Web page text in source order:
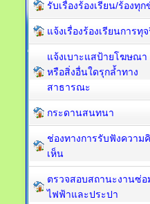
รับเรื่องร้องเรียน/ร้องทุก
แจ้งเรื่องร้องเรียนการทุ
แจ้งเบาะแสป้ายโฆษณา
หรือสิ่งอื่นใดรุกล้ำทาง
สาธารณะ
กระดานสนทนา
ช่องทางการรับฟังความ
เห็น
ตรวจสอบสถานะงานซ่อ
ไฟฟ้าและประปา